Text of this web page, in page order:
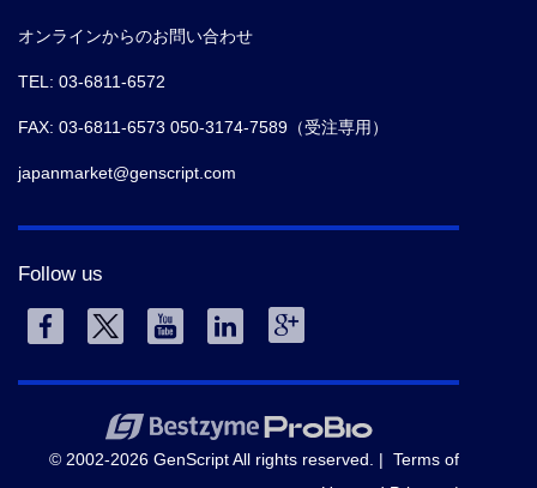
オンラインからのお問い合わせ
TEL: 03-6811-6572
FAX: 03-6811-6573 050-3174-7589（受注専用）
japanmarket@genscript.com
Follow us
© 2002-2026 GenScript All rights reserved. | Terms of